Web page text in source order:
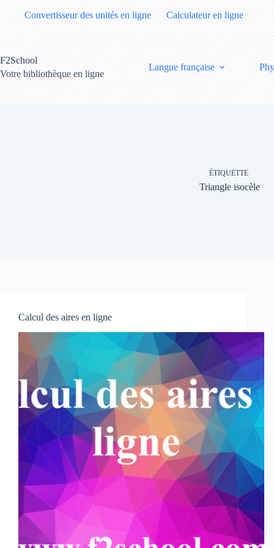
Convertisseur des unités en ligne Calculateur en ligne
F2School
Votre bibliothèque en ligne
Langue française
ÉTIQUETTE
Triangle isocèle
Calcul des aires en ligne